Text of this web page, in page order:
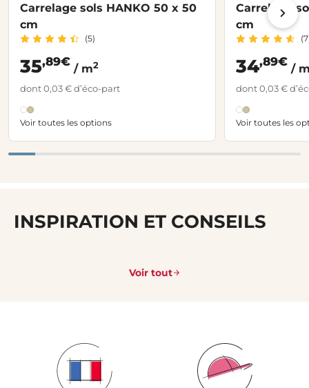
Carrelage sols HANKO 50 x 50
cm
(5)
35,89€
/ m2
dont 0,03 € d’éco-part
Voir toutes les options
Carrelage
cm
34,89€
/
dont 0,03 €
Voir toutes les
INSPIRATION ET CONSEILS
Voir tout